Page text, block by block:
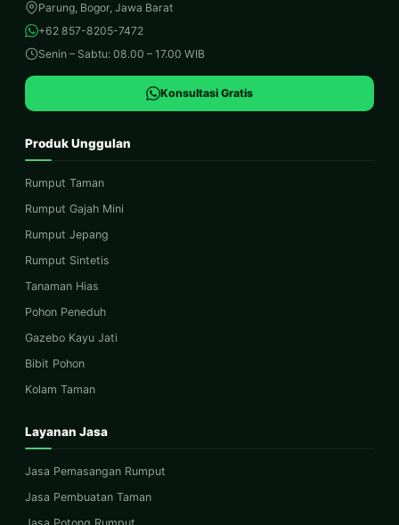
Parung, Bogor, Jawa Barat
+62 857-8205-7472
Senin – Sabtu: 08.00 – 17.00 WIB
Konsultasi Gratis
Produk Unggulan
Rumput Taman
Rumput Gajah Mini
Rumput Jepang
Rumput Sintetis
Tanaman Hias
Pohon Peneduh
Gazebo Kayu Jati
Bibit Pohon
Kolam Taman
Layanan Jasa
Jasa Pemasangan Rumput
Jasa Pembuatan Taman